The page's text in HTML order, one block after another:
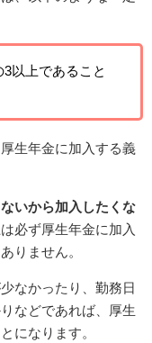
以上であること
生年金に加入する義
いから加入したくな
必ず厚生年金に加入
りません。
なかったり、勤務日
などであれば、厚生
になります。